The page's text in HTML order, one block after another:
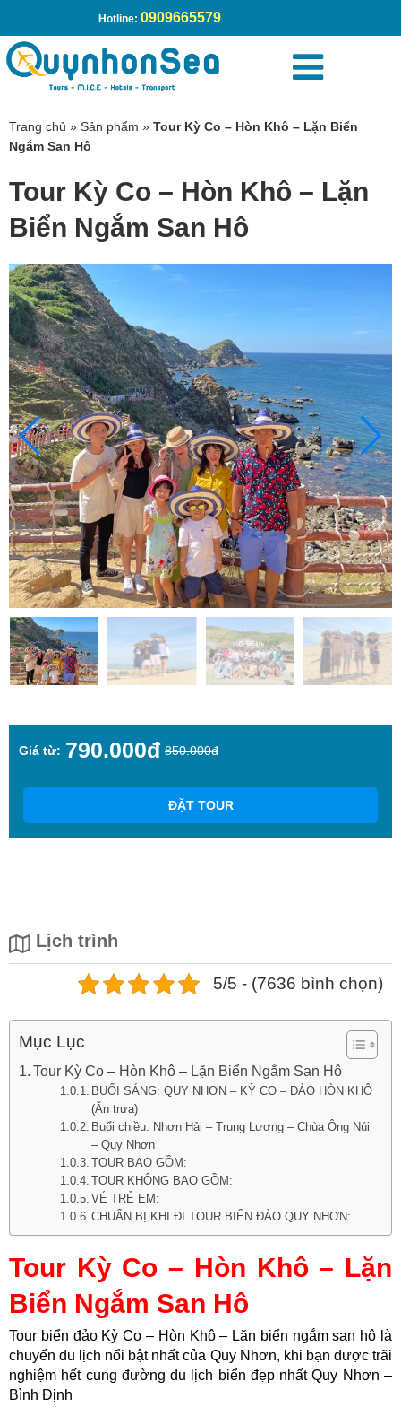
Hotline: 0909665579
Trang chủ » Sản phẩm » Tour Kỳ Co – Hòn Khô – Lặn Biển
Ngắm San Hô
Tour Kỳ Co – Hòn Khô – Lặn
Biển Ngắm San Hô
Giá từ: 790.000đ 850.000đ
ĐẶT TOUR
Lịch trình
5/5 - (7636 bình chọn)
Mục Lục
Tour Kỳ Co – Hòn Khô – Lặn Biển Ngắm San Hô
BUỔI SÁNG: QUY NHƠN – KỲ CO – ĐẢO HÒN KHÔ
(Ăn trưa)
Buổi chiều: Nhơn Hải – Trung Lương – Chùa Ông Núi
– Quy Nhơn
TOUR BAO GỒM:
TOUR KHÔNG BAO GỒM:
VÉ TRẺ EM:
CHUẨN BỊ KHI ĐI TOUR BIỂN ĐẢO QUY NHƠN:
Tour Kỳ Co – Hòn Khô – Lặn
Biển Ngắm San Hô
Tour biển đảo Kỳ Co – Hòn Khô – Lặn biển ngắm san hô là
chuyến du lịch nổi bật nhất của Quy Nhơn, khi bạn được trãi
nghiệm hết cung đường du lịch biển đẹp nhất Quy Nhơn –
Bình Định